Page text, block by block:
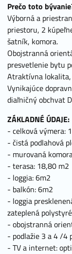
Prečo toto
Výborná a
priestoru, 2
šatník, komora.
Obojstranná
presvetlenie bytu
Atraktívna
Vynikajúce
diaľničný obchvat
ZÁKLADNÉ ÚDAJE:
- celková výmera:
- čistá podlahová
- murovaná
- terasa: 18,80 m2
- loggia: 6m2
- balkón: 6m2
- loggia
zateplená
- obojstranná
- podlažie 3 a 4 /4
- TV a internet: